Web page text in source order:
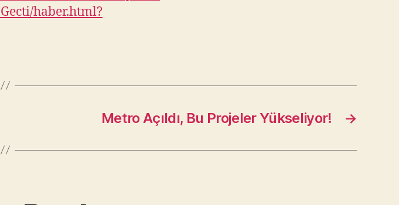
haber.html?
→
Metro Açıldı, Bu Projeler Yükseliyor!